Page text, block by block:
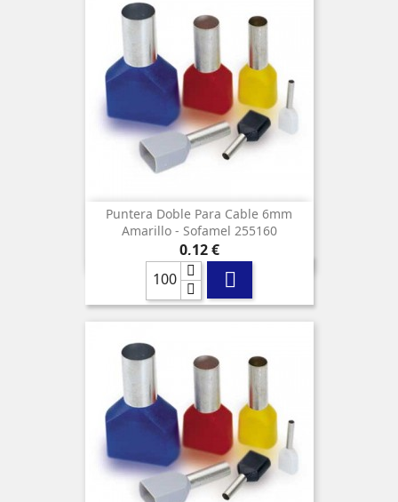
Puntera Doble Para Cable 6mm
Amarillo - Sofamel 255160
Precio
0,12 €
